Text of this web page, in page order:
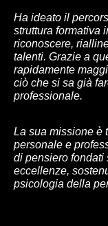
Ha ideato il
struttura formativa
riconoscere,
talenti. Grazie a
rapidamente
ciò che si sa già
professionale.
La sua missione è
personale e
di pensiero fondati
eccellenze,
psicologia della